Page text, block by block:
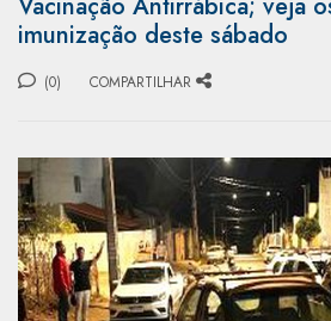
Vacinação Antirrábica; veja
imunização deste sábado
(0) COMPARTILHAR